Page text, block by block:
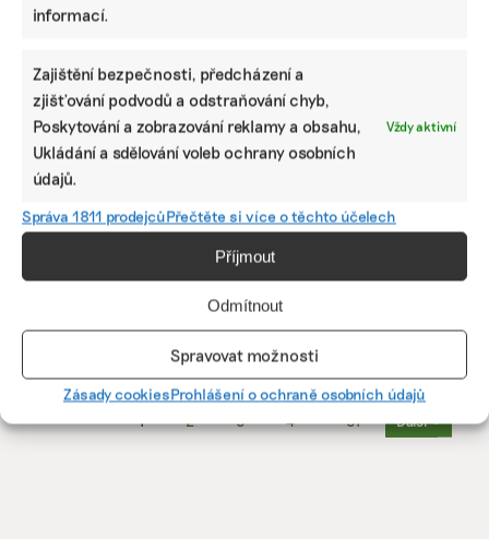
informací.
Zajištění bezpečnosti, předcházení a
zjišťování podvodů a odstraňování chyb,
Poskytování a zobrazování reklamy a obsahu,
Ukládání a sdělování voleb ochrany osobních
údajů.
Vždy aktivní
Správa 1811 prodejcůPřečtěte si více o těchto účelech
Příjmout
Odmítnout
Spravovat možnosti
Zásady cookiesProhlášení o ochraně osobních údajů
Asi třetina zón pro rychlejší výstavbu
větrníků má zmizet. Výstavbu brzdí odpor
obcí i tisíce připomínek
Větrná energie v Česku čelí protivětrům na několika
frontách. Část akceleračních zón, které měli nastartovat
výstavbu větrníků, se škrtne a nové vznikat nebudou.
Aktivity protivětrného hnutí se stupňují a referenda čím
dál tím častěji vedou k zamítnutí výstavby.
Sára Mazúchová | 18. června 2026 | Energetika | akcelerační zóny,
obnovitelné zdroje energie
větrné elektrárny
1 2 3 4 ··· 31 Další